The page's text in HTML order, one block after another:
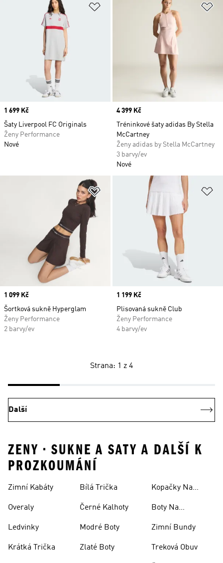
Přidat do seznamu přání
Price
1 699 Kč
Šaty Liverpool FC Originals
Ženy Performance
Nové
Price
4 399 Kč
Tréninkové šaty adidas By Stella
McCartney
Ženy adidas by Stella McCartney
3 barvy/ev
Nové
Přidat do seznamu přání
Price
1 099 Kč
Šortková sukně Hyperglam
Ženy Performance
2 barvy/ev
Price
1 199 Kč
Plisovaná sukně Club
Ženy Performance
4 barvy/ev
Strana: 1 z 4
Další
ZENY • SUKNE A SATY A DALŠÍ K
PROZKOUMÁNÍ
Zimní Kabáty
Overaly
Ledvinky
Krátká Trička
Bílá Trička
Černé Kalhoty
Modré Boty
Zlaté Boty
Kopačky Na
Boty Na
Zimní Bundy
Treková Obuv